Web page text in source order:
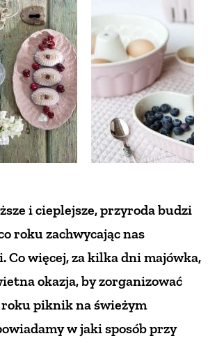
i cieplejsze, przyroda budzi
roku zachwycając nas
Co więcej, za kilka dni majówka,
okazja, by zorganizować
piknik na świeżym
w jaki sposób przy
DLA DOMU
EKO ŻYCIE
PRZYRODA
DOMOWE
W NATURZE
GRZYBY
KRAJOBRAZ